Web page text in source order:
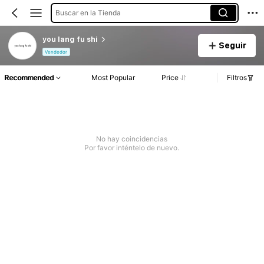
Buscar en la Tienda
you lang fu shi
Vendedor
Seguir
Recommended Most Popular Price Filtros
No hay coincidencias
Por favor inténtelo de nuevo.